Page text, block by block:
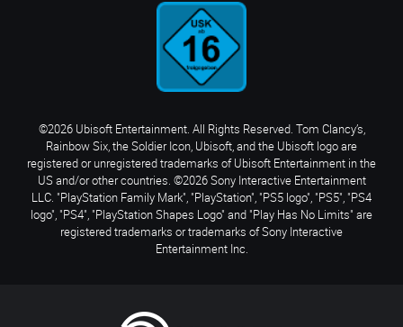
©2026 Ubisoft Entertainment. All Rights Reserved. Tom Clancy’s,
Rainbow Six, the Soldier Icon, Ubisoft, and the Ubisoft logo are
registered or unregistered trademarks of Ubisoft Entertainment in the
US and/or other countries. ©2026 Sony Interactive Entertainment
LLC. "PlayStation Family Mark", "PlayStation", "PS5 logo", "PS5", "PS4
logo", "PS4", "PlayStation Shapes Logo" and "Play Has No Limits" are
registered trademarks or trademarks of Sony Interactive
Entertainment Inc.